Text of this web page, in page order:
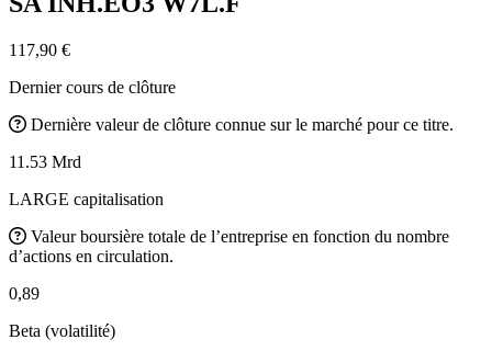
117,90 €
Dernier cours de clôture
Dernière valeur de clôture connue sur le marché pour ce titre.
11.53 Mrd
LARGE capitalisation
Valeur boursière totale de l’entreprise en fonction du nombre
d’actions en circulation.
0,89
Beta (volatilité)